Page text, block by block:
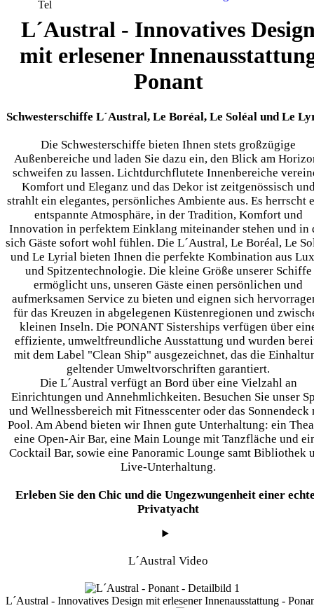
L´Austral - Innovatives
mit erlesener
Ponant
Schwesterschiffe L´Austral, Le Boréal, Le Soléal und Le
Die Schwesterschiffe bieten Ihnen stets großzügige
Außenbereiche und laden Sie dazu ein, den Blick am
schweifen zu lassen. Lichtdurchflutete Innenbereiche
Komfort und Eleganz und das Dekor ist zeitgenössisch
strahlt ein elegantes, persönliches Ambiente aus. Es herrscht
entspannte Atmosphäre, in der Tradition, Komfort und
Innovation in perfektem Einklang miteinander stehen und in
sich Gäste sofort wohl fühlen. Die L´Austral, Le Boréal, Le
und Le Lyrial bieten Ihnen die perfekte Kombination aus
und Spitzentechnologie. Die kleine Größe unserer Schiffe
ermöglicht uns, unseren Gäste einen persönlichen und
aufmerksamen Service zu bieten und eignen sich
für das Kreuzen in abgelegenen Küstenregionen und
kleinen Inseln. Die PONANT Sisterships verfügen über
effiziente, umweltfreundliche Ausstattung und wurden
mit dem Label "Clean Ship" ausgezeichnet, das die
geltender Umweltvorschriften garantiert.
Die L´Austral verfügt an Bord über eine Vielzahl an
Einrichtungen und Annehmlichkeiten. Besuchen Sie unser
und Wellnessbereich mit Fitnesscenter oder das Sonnendeck
Pool. Am Abend bieten wir Ihnen gute Unterhaltung: ein
eine Open-Air Bar, eine Main Lounge mit Tanzfläche und
Cocktail Bar, sowie eine Panoramic Lounge samt Bibliothek
Live-Unterhaltung.
Erleben Sie den Chic und die Ungezwungenheit einer
Privatyacht
L´Austral Video
L´Austral - Innovatives Design mit erlesener Innenausstattung -